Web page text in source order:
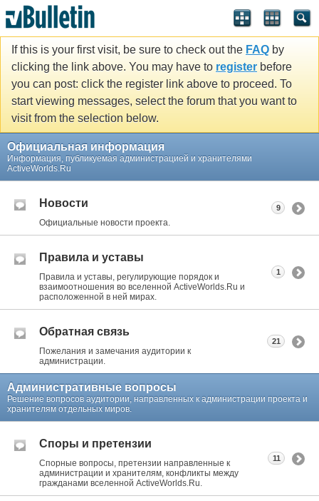
If this is your first visit, be sure to check out the FAQ by
clicking the link above. You may have to register before
you can post: click the register link above to proceed. To
start viewing messages, select the forum that you want to
visit from the selection below.
Официальная информация
Информация, публикуемая администрацией и хранителями
ActiveWorlds.Ru
Новости
Официальные новости проекта.
9
Правила и уставы
Правила и уставы, регулирующие порядок и
взаимоотношения во вселенной ActiveWorlds.Ru и
расположенной в ней мирах.
1
Обратная связь
Пожелания и замечания аудитории к
администрации.
21
Административные вопросы
Решение вопросов аудитории, направленных к администрации проекта и
хранителям отдельных миров.
Споры и претензии
Спорные вопросы, претензии направленные к
администрации и хранителям, конфликты между
гражданами вселенной ActiveWorlds.Ru.
11